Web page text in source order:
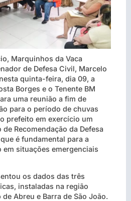
Marquinhos da Vaca
de Defesa Civil, Marcelo
quinta-feira, dia 09, a
Borges e o Tenente BM
uma reunião a fim de
para o período de chuvas
prefeito em exercício um
Recomendação da Defesa
é fundamental para a
em situações emergenciais
os dados das três
instaladas na região
Abreu e Barra de São João.